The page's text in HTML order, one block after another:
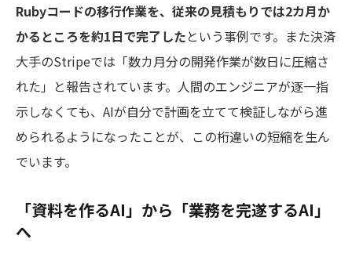
Rubyコードの移行作業を、従来の見積もりでは2カ月か
かるところを約1日で完了したという事例です。また決済
大手のStripeでは「数カ月分の開発作業が数日に圧縮さ
れた」と報告されています。人間のエンジニアが逐一指
示しなくても、AIが自分で計画を立てて検証しながら進
められるようになったことが、この桁違いの短縮を生ん
でいます。
「資料を作るAI」から「業務を完遂するAI」
へ